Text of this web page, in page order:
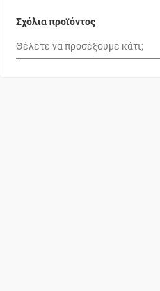
Σχόλια προϊόντος